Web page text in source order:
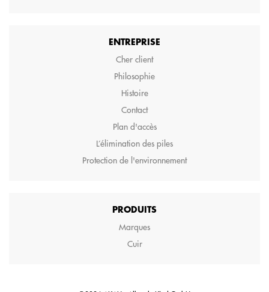
ENTREPRISE
Cher client
Philosophie
Histoire
Contact
Plan d'accès
L’élimination des piles
Protection de l'environnement
PRODUITS
Marques
Cuir